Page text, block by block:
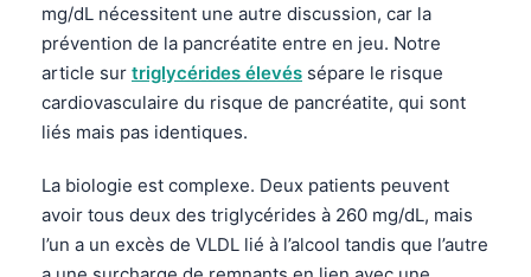
mg/dL nécessitent une autre discussion, car la
prévention de la pancréatite entre en jeu. Notre
article sur triglycérides élevés sépare le risque
cardiovasculaire du risque de pancréatite, qui sont
liés mais pas identiques.
La biologie est complexe. Deux patients peuvent
avoir tous deux des triglycérides à 260 mg/dL, mais
l’un a un excès de VLDL lié à l’alcool tandis que l’autre
سنڌي
සිංහල
অসমীয়া
Galego
Latviešu valoda
Македонски јазик
Euskara